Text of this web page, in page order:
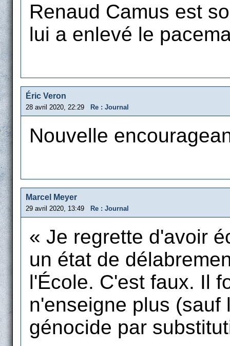
Renaud Camus est
lui a enlevé le
Éric Veron
28 avril 2020, 22:29 Re : Journal
Nouvelle
Marcel Meyer
29 avril 2020, 13:49 Re : Journal
« Je regrette d'avoir
un état de
l'École. C'est faux. Il
n'enseigne plus
génocide par